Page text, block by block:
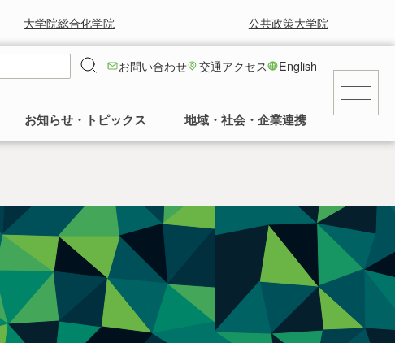
大学院総合化学院 公共政策大学院
お問い合わせ 交通アクセス English
交通アクセス
建物
景気に左右されず安定した就職率の高さを
誇っています。
求人等情報
民間
公務員・団体
お知らせ・トピックス
工学部正面玄関前の中庭の様子など。多く
の卒業生に植樹していただいてます。
地域・社会・企業連携